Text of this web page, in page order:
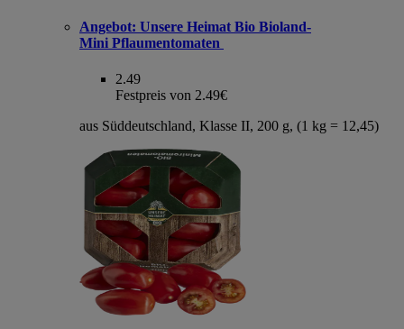
Angebot: Unsere Heimat Bio Bioland-
Mini Pflaumentomaten
2.49
Festpreis von 2.49€
aus Süddeutschland, Klasse II, 200 g, (1 kg = 12,45)